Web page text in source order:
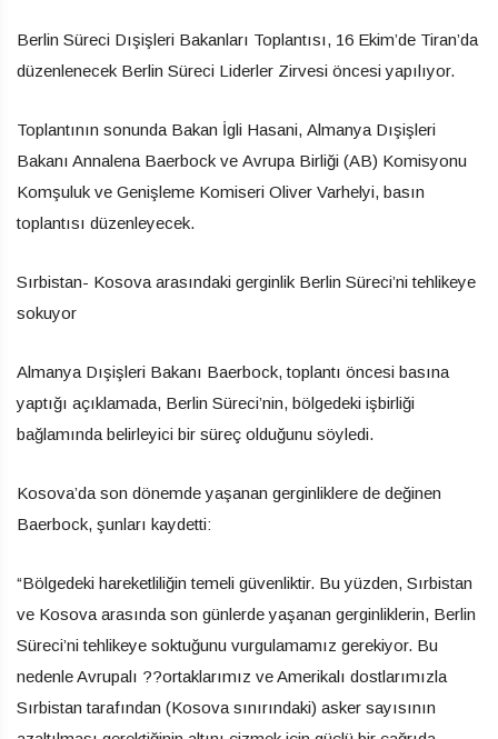
Berlin Süreci Dışişleri Bakanları Toplantısı, 16 Ekim’de Tiran’da
düzenlenecek Berlin Süreci Liderler Zirvesi öncesi yapılıyor.
Toplantının sonunda Bakan İgli Hasani, Almanya Dışişleri
Bakanı Annalena Baerbock ve Avrupa Birliği (AB) Komisyonu
Komşuluk ve Genişleme Komiseri Oliver Varhelyi, basın
toplantısı düzenleyecek.
Sırbistan- Kosova arasındaki gerginlik Berlin Süreci’ni tehlikeye
sokuyor
Almanya Dışişleri Bakanı Baerbock, toplantı öncesi basına
yaptığı açıklamada, Berlin Süreci’nin, bölgedeki işbirliği
bağlamında belirleyici bir süreç olduğunu söyledi.
Kosova’da son dönemde yaşanan gerginliklere de değinen
Baerbock, şunları kaydetti:
“Bölgedeki hareketliliğin temeli güvenliktir. Bu yüzden, Sırbistan
ve Kosova arasında son günlerde yaşanan gerginliklerin, Berlin
Süreci’ni tehlikeye soktuğunu vurgulamamız gerekiyor. Bu
nedenle Avrupalı ??ortaklarımız ve Amerikalı dostlarımızla
Sırbistan tarafından (Kosova sınırındaki) asker sayısının